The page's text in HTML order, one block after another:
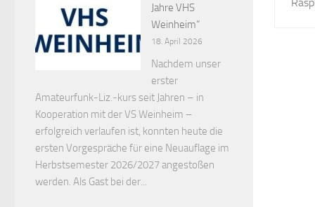
Jahre VHS
Weinheim“
18. April 2026
Nachdem unser
erster
Amateurfunk-Liz.-kurs seit Jahren – in
Kooperation mit der VS Weinheim –
erfolgreich verlaufen ist, konnten heute die
ersten Vorgespräche für eine Neuauflage im
Herbstsemester 2026/2027 angestoßen
werden. Als Gast bei der...